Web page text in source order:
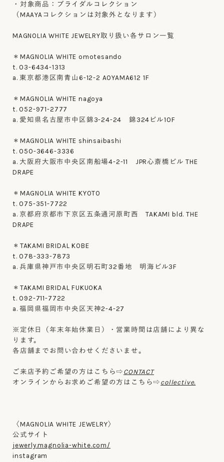
・対象商品：ブライダルコレクション
（MAAYAコレクションは対象外となります）
MAGNOLIA WHITE JEWELRY取り扱い各サロン一覧
＊MAGNOLIA WHITE omotesando
t. 03-6434-1313
a. 東京都港区南青山6-12-2 AOYAMA612 1F
＊MAGNOLIA WHITE nagoya
t. 052-971-2777
a. 愛知県名古屋市中区錦3-24-24 錦324ビル10F
＊MAGNOLIA WHITE shinsaibashi
t. 050-3646-3336
a. 大阪府大阪市中央区南船場4-2-11 JPR心斎橋ビル THE
DRAPE
＊MAGNOLIA WHITE KYOTO
t. 075-351-7722
a. 京都府京都市下京区五条通河原町西 TAKAMI bld. THE
DRAPE
＊TAKAMI BRIDAL KOBE
t. 078-333-7873
a. 兵庫県神戸市中央区明石町32番地 明海ビル3F
＊TAKAMI BRIDAL FUKUOKA
t. 092-711-7722
a. 福岡県福岡市中央区天神2-4-27
※定休日（年末年始休業日）・営業時間は店舗により異な
ります。
各店舗までお問い合わせくださいませ。
ご来店予約ご希望の方はこちら⇨ CONTACT
オンラインからお求めご希望の方はこちら⇨ collective.
〈MAGNOLIA WHITE JEWELRY〉
公式サイト
jewerly.magnolia-white.com/
instagram